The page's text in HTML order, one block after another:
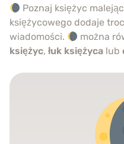
Poznaj księżyc
księżycowego dodaje
wiadomości.
można
księżyc, łuk księżyca lub